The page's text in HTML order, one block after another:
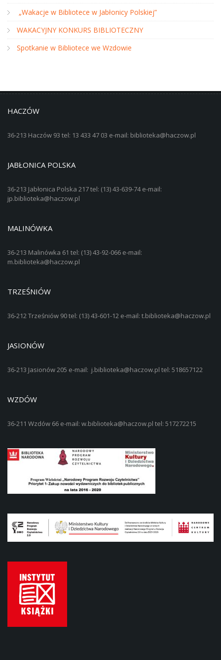
„Wakacje w Bibliotece w Jabłonicy Polskiej”
WAKACYJNY KONKURS BIBLIOTECZNY
Spotkanie w Bibliotece we Wzdowie
HACZÓW
36-213 Haczów 93 tel: 13 433 47 03 e-mail: biblioteka@haczow.pl
JABŁONICA POLSKA
36-213 Jabłonica Polska 217 tel: (13) 43-639-74 e-mail:
jp.biblioteka@haczow.pl
MALINÓWKA
36-213 Malinówka 61 tel: (13) 43-92-066 e-mail:
m.biblioteka@haczow.pl
TRZEŚNIÓW
36-212 Trześniów 90 tel: (13) 43-601-12 e-mail: t.biblioteka@haczow.pl
JASIONÓW
36-213 Jasionów 205 e-mail: j.biblioteka@haczow.pl tel: 518657122
WZDÓW
36-211 Wzdów 66 e-mail: w.biblioteka@haczow.pl tel: 517272215